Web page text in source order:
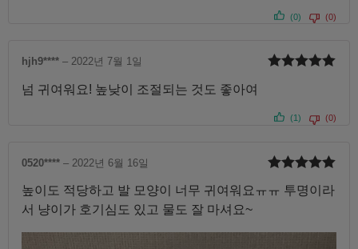
(0) (0)
hjh9**** – 2022년 7월 1일
넘 귀여워요! 높낮이 조절되는 것도 좋아여
(1) (0)
로 평가됨
0520**** – 2022년 6월 16일
높이도 적당하고 발 모양이 너무 귀여워요ㅠㅠ 투명이라
서 냥이가 호기심도 있고 물도 잘 마셔요~